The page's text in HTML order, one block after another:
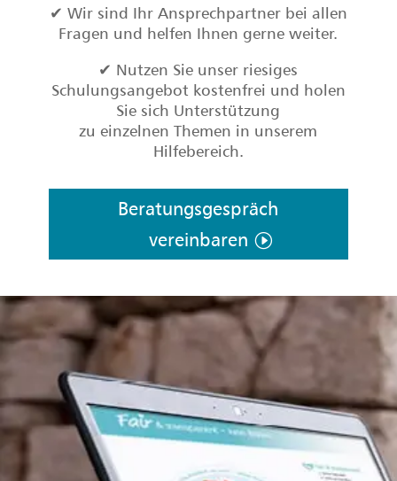
✔ Wir sind Ihr Ansprechpartner bei allen
Fragen und helfen Ihnen gerne weiter.
✔ Nutzen Sie unser riesiges
Schulungsangebot kostenfrei und holen
Sie sich Unterstützung
zu einzelnen Themen in unserem
Hilfebereich.
Beratungsgespräch
vereinbaren